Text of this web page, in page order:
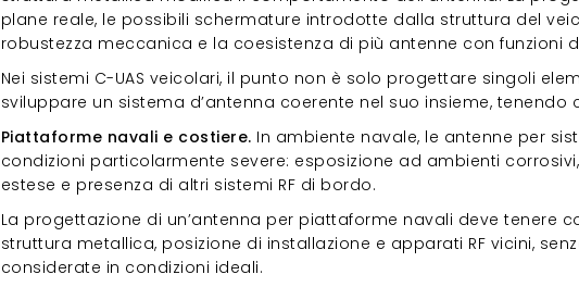
plane reale, le possibili schermature introdotte dalla struttura del
robustezza meccanica e la coesistenza di più antenne con funzioni
Nei sistemi C-UAS veicolari, il punto non è solo progettare singoli
sviluppare un sistema d’antenna coerente nel suo insieme,
Piattaforme navali e costiere. In ambiente navale, le antenne per
condizioni particolarmente severe: esposizione ad ambienti
estese e presenza di altri sistemi RF di bordo.
La progettazione di un’antenna per piattaforme navali deve tenere
struttura metallica, posizione di installazione e apparati RF vicini,
considerate in condizioni ideali.